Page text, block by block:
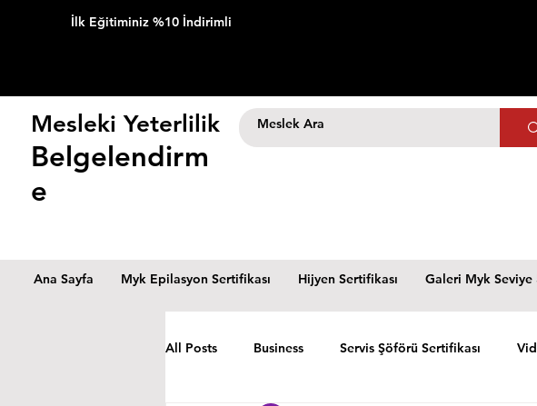
İlk Eğitiminiz %10 İndirimli
Mesleki Yeterlilik
Belgelendirm
e
Ana Sayfa Myk Epilasyon Sertifikası Hijyen Sertifikası Galeri Myk Seviye
All Posts Business Servis Şöförü Sertifikası